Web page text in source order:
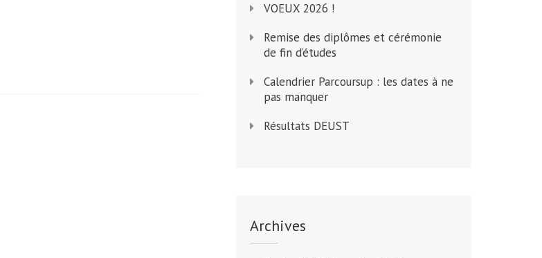
VOEUX 2026 !
Remise des diplômes et cérémonie
de fin d’études
Calendrier Parcoursup : les dates à ne
pas manquer
Résultats DEUST
Archives